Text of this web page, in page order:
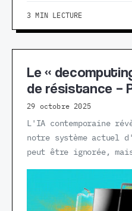
3 MIN LECTURE
Le «
de résistance –
29 octobre 2025
L'IA contemporaine
notre système actuel
peut être ignorée,